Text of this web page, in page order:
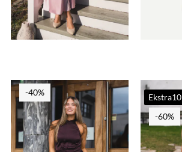
-40%
Ekstra10
-60%